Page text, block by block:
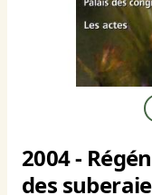
2004 -
des